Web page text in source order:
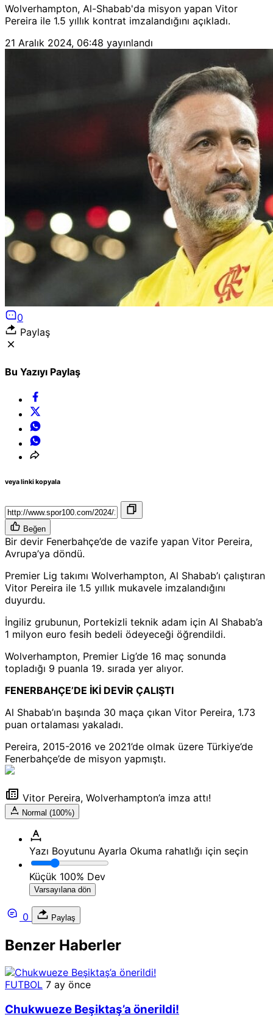
Wolverhampton, Al-Shabab'da misyon yapan Vitor
Pereira ile 1.5 yıllık kontrat imzalandığını açıkladı.
21 Aralık 2024, 06:48 yayınlandı
0
Paylaş
Bu Yazıyı Paylaş
veya linki kopyala
Beğen
Bir devir Fenerbahçe’de de vazife yapan Vitor Pereira,
Avrupa’ya döndü.
Premier Lig takımı Wolverhampton, Al Shabab’ı çalıştıran
Vitor Pereira ile 1.5 yıllık mukavele imzalandığını
duyurdu.
İngiliz grubunun, Portekizli teknik adam için Al Shabab’a
1 milyon euro fesih bedeli ödeyeceği öğrendildi.
Wolverhampton, Premier Lig’de 16 maç sonunda
topladığı 9 puanla 19. sırada yer alıyor.
FENERBAHÇE’DE İKİ DEVİR ÇALIŞTI
Al Shabab’ın başında 30 maça çıkan Vitor Pereira, 1.73
puan ortalaması yakaladı.
Pereira, 2015-2016 ve 2021’de olmak üzere Türkiye’de
Fenerbahçe’de de misyon yapmıştı.
Vitor Pereira, Wolverhampton’a imza attı!
Normal (100%)
Yazı Boyutunu Ayarla Okuma rahatlığı için seçin
Küçük 100% Dev
Varsayılana dön
0 Paylaş
Benzer Haberler
FUTBOL 7 ay önce
Chukwueze Beşiktaş’a önerildi!